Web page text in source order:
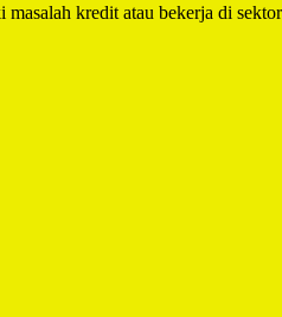
kredit atau bekerja di